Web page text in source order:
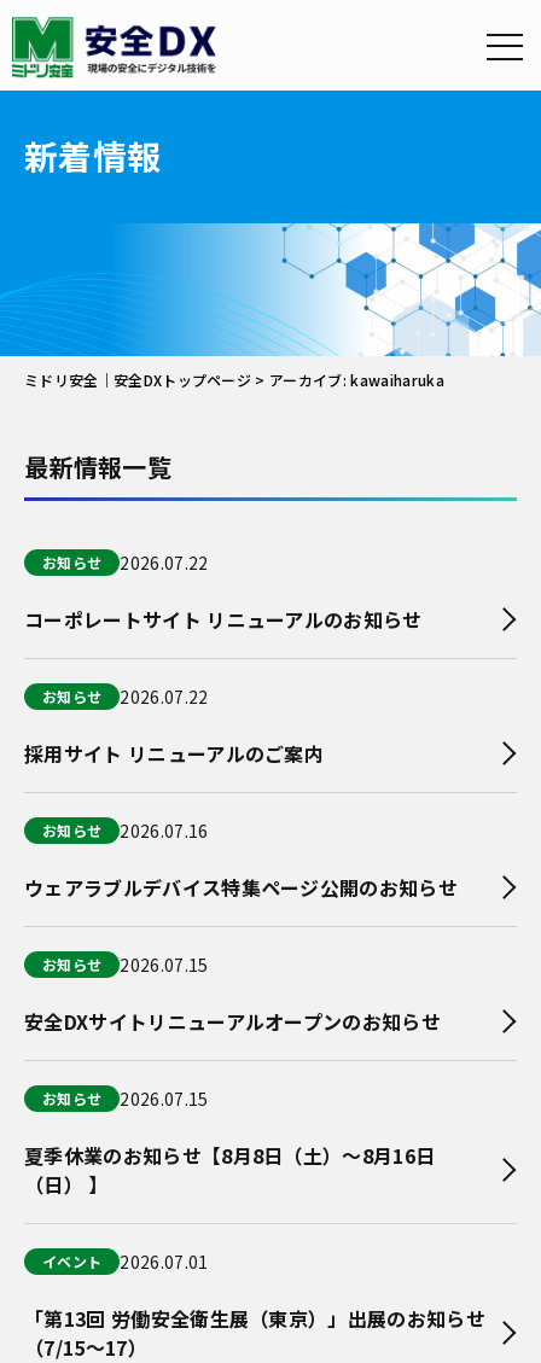
新着情報
ミドリ安全｜安全DXトップページ > アーカイブ: kawaiharuka
最新情報一覧
お知らせ 2026.07.22
コーポレートサイト リニューアルのお知らせ
お知らせ 2026.07.22
採用サイト リニューアルのご案内
お知らせ 2026.07.16
ウェアラブルデバイス特集ページ公開のお知らせ
お知らせ 2026.07.15
安全DXサイトリニューアルオープンのお知らせ
お知らせ 2026.07.15
夏季休業のお知らせ【8月8日（土）～8月16日
（日） 】
イベント 2026.07.01
「第13回 労働安全衛生展（東京）」出展のお知らせ
（7/15〜17）